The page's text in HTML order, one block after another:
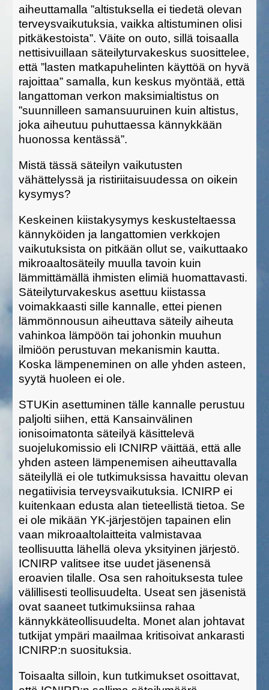
aiheuttamalla ”altistuksella ei tiedetä olevan
terveysvaikutuksia, vaikka altistuminen olisi
pitkäkestoista”. Väite on outo, sillä toisaalla
nettisivuillaan säteilyturvakeskus suosittelee,
että ”lasten matkapuhelinten käyttöä on hyvä
rajoittaa” samalla, kun keskus myöntää, että
langattoman verkon maksimialtistus on
”suunnilleen samansuuruinen kuin altistus,
joka aiheutuu puhuttaessa kännykkään
huonossa kentässä”.
Mistä tässä säteilyn vaikutusten
vähättelyssä ja ristiriitaisuudessa on oikein
kysymys?
Keskeinen kiistakysymys keskusteltaessa
kännyköiden ja langattomien verkkojen
vaikutuksista on pitkään ollut se, vaikuttaako
mikroaaltosäteily muulla tavoin kuin
lämmittämällä ihmisten elimiä huomattavasti.
Säteilyturvakeskus asettuu kiistassa
voimakkaasti sille kannalle, ettei pienen
lämmönnousun aiheuttava säteily aiheuta
vahinkoa lämpöön tai johonkin muuhun
ilmiöön perustuvan mekanismin kautta.
Koska lämpeneminen on alle yhden asteen,
syytä huoleen ei ole.
STUKin asettuminen tälle kannalle perustuu
paljolti siihen, että Kansainvälinen
ionisoimatonta säteilyä käsittelevä
suojelukomissio eli ICNIRP väittää, että alle
yhden asteen lämpenemisen aiheuttavalla
säteilyllä ei ole tutkimuksissa havaittu olevan
negatiivisia terveysvaikutuksia. ICNIRP ei
kuitenkaan edusta alan tieteellistä tietoa. Se
ei ole mikään YK-järjestöjen tapainen elin
vaan mikroaaltolaitteita valmistavaa
teollisuutta lähellä oleva yksityinen järjestö.
ICNIRP valitsee itse uudet jäsenensä
eroavien tilalle. Osa sen rahoituksesta tulee
välillisesti teollisuudelta. Useat sen jäsenistä
ovat saaneet tutkimuksiinsa rahaa
kännykkäteollisuudelta. Monet alan johtavat
tutkijat ympäri maailmaa kritisoivat ankarasti
ICNIRP:n suosituksia.
Toisaalta silloin, kun tutkimukset osoittavat,